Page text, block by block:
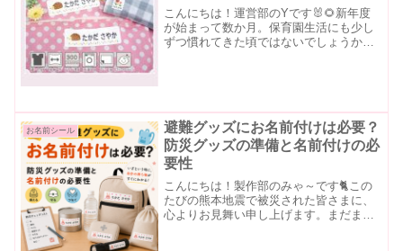
ール」をご紹介♪
こんにちは！運営部のYです🐰🌻新年度
が始まって数か月。保育園生活にも少し
ずつ慣れてきた頃ではないでしょうか？
お名前シール
避難グッズにお名前付けは必要？
防災グッズの準備と名前付けの必
要性
こんにちは！製作部のみゃ～です🐈️この
たびの熊本地震で被災された皆さまに、
心よりお見舞い申し上げます。まだまだ